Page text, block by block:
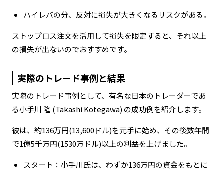
ハイレバの分、反対に損失が大きくなるリスクがある。
ストップロス注文を活用して損失を限定すると、それ以上
の損失が出ないのでおすすめです。
実際のトレード事例と結果
実際のトレード事例として、有名な日本のトレーダーであ
る小手川 隆 (Takashi Kotegawa) の成功例を紹介します。
彼は、約136万円(13,600ドル)を元手に始め、その後数年間
で1億5千万円(1530万ドル)以上の利益を上げました。
スタート：小手川氏は、わずか136万円の資金をもとに